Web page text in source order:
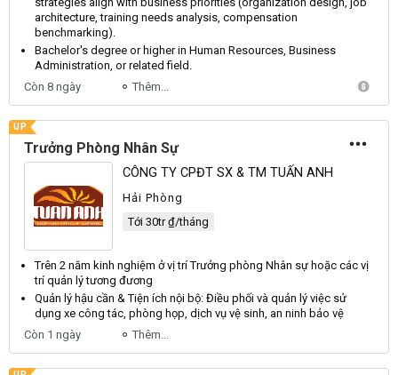
architecture, training needs analysis, compensation
benchmarking).
Bachelor's degree or higher in Human Resources, Business
Administration, or related field.
Còn 8 ngày
Thêm...
UP
Trưởng Phòng Nhân Sự
CÔNG TY CPĐT SX & TM TUẤN ANH
Hải Phòng
Tới 30tr ₫/tháng
Trên 2 năm kinh nghiệm ở vị trí Trưởng phòng Nhân sự hoặc các vị
tríquản lýtương đương
Quản lý hậu cần & Tiện ích nội bộ: Điều phối và quản lý việc sử
dụng xe công tác, phòng họp, dịch vụ vệ sinh, an ninh bảo vệ
Còn 1 ngày
Thêm...